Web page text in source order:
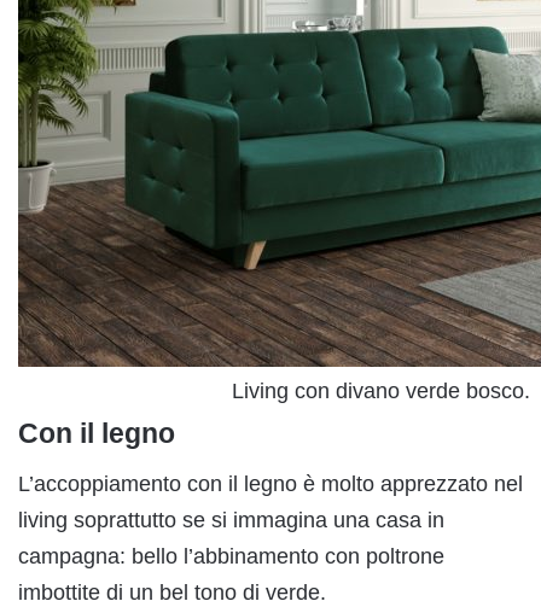
Living con divano verde bosco.
Con il legno
L’accoppiamento con il legno è molto apprezzato nel
living soprattutto se si immagina una casa in
campagna: bello l’abbinamento con poltrone
imbottite di un bel tono di verde.